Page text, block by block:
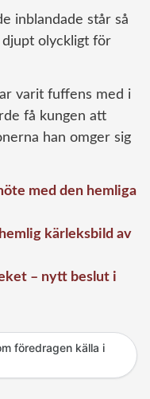
inblandade står så
djupt olyckligt för
varit fuffens med i
få kungen att
han omger sig
med den hemliga
kärleksbild av
– nytt beslut i
föredragen källa i